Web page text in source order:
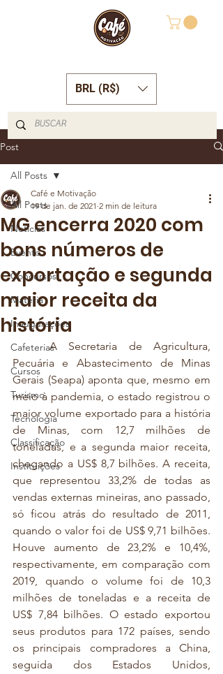
BRL (R$)
Post
All Posts
Notícias
Evento
Concursos
Matéria
Inaugurações
Cafeterias
Cursos
Turismo
Tecnologia
Classificação
Instituições
All Posts
MG encerra 2020 com
bons números de
exportação e segunda
maior receita da
história
Café e Motivação
19 de jan. de 2021 2 min de leitura
	A Secretaria de Agricultura,
Pecuária e Abastecimento de Minas
Gerais (Seapa) aponta que, mesmo em
meio à pandemia, o estado registrou o
maior volume exportado para a história
de Minas, com 12,7 milhões de
toneladas, e a segunda maior receita,
chegando a US$ 8,7 bilhões. A receita,
que representou 33,2% de todas as
vendas externas mineiras, ano passado,
só ficou atrás do resultado de 2011,
quando o valor foi de US$ 9,71 bilhões.
Houve aumento de 23,2% e 10,4%,
respectivamente, em comparação com
2019, quando o volume foi de 10,3
milhões de toneladas e a receita de
US$ 7,84 bilhões. O estado exportou
seus produtos para 172 países, sendo
os principais compradores a China,
seguida dos Estados Unidos,